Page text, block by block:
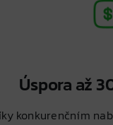
Úspora až
konkurenčním